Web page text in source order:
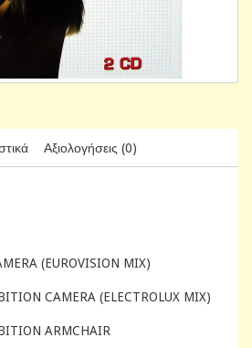
Αξιολογήσεις (0)
(EUROVISION MIX)
CAMERA (ELECTROLUX MIX)
ARMCHAIR